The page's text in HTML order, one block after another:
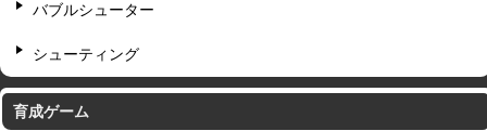
バブルシューター
シューティング
育成ゲーム